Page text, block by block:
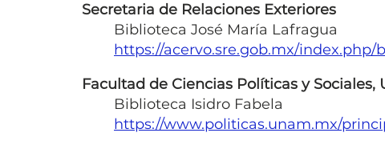
Secretaria de Relaciones Exteriores
Biblioteca José María Lafragua
https://acervo.sre.gob.mx/
Facultad de Ciencias Políticas y Sociales,
Biblioteca Isidro Fabela
https://www.politicas.unam.mx/